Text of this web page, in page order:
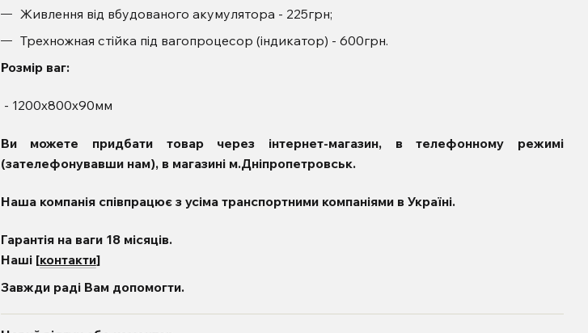
Живлення від вбудованого акумулятора - 225грн;
Трехножная стійка під вагопроцесор (індикатор) - 600грн.
Розмір ваг:
- 1200х800х90мм
Ви можете придбати товар через інтернет-магазин, в телефонному режимі
(зателефонувавши нам), в магазині м.Дніпропетровськ.
Наша компанія співпрацює з усіма транспортними компаніями в Україні.
Гарантія на ваги 18 місяців.
Наші [контакти]
Завжди раді Вам допомогти.